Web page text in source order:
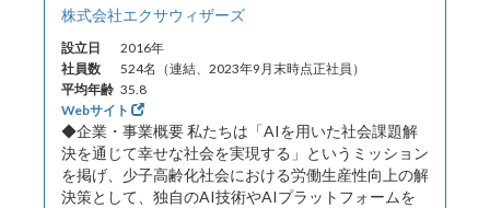
株式会社エクサウィザーズ
設立日
2016年
社員数
524名（連結、2023年9月末時点正社員）
平均年齢 35.8
Webサイト
◆企業・事業概要 私たちは「AIを用いた社会課題解
決を通じて幸せな社会を実現する」というミッション
を掲げ、少子高齢化社会における労働生産性向上の解
決策として、独自のAI技術やAIプラットフォームを